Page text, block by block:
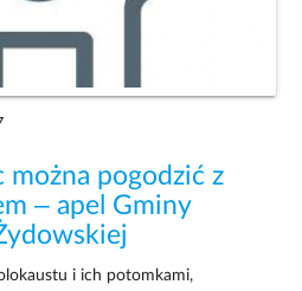
można pogodzić z
– apel Gminy
i ich potomkami,